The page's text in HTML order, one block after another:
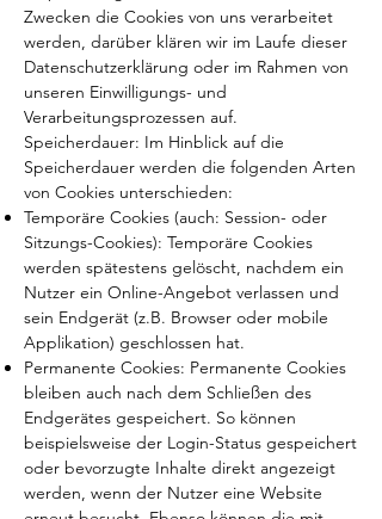
Zwecken die Cookies von uns verarbeitet
werden, darüber klären wir im Laufe dieser
Datenschutzerklärung oder im Rahmen von
unseren Einwilligungs- und
Verarbeitungsprozessen auf.
Speicherdauer: Im Hinblick auf die
Speicherdauer werden die folgenden Arten
von Cookies unterschieden:
Temporäre Cookies (auch: Session- oder
Sitzungs-Cookies): Temporäre Cookies
werden spätestens gelöscht, nachdem ein
Nutzer ein Online-Angebot verlassen und
sein Endgerät (z.B. Browser oder mobile
Applikation) geschlossen hat.
Permanente Cookies: Permanente Cookies
bleiben auch nach dem Schließen des
Endgerätes gespeichert. So können
beispielsweise der Login-Status gespeichert
oder bevorzugte Inhalte direkt angezeigt
werden, wenn der Nutzer eine Website